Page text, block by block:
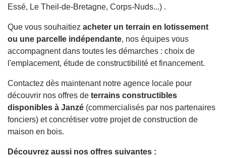
Essé, Le Theil-de-Bretagne, Corps-Nuds...) .
Que vous souhaitiez acheter un terrain en lotissement
ou une parcelle indépendante, nos équipes vous
accompagnent dans toutes les démarches : choix de
l'emplacement, étude de constructibilité et financement.
Contactez dès maintenant notre agence locale pour
découvrir nos offres de terrains constructibles
disponibles à Janzé (commercialisés par nos partenaires
fonciers) et concrétiser votre projet de construction de
maison en bois.
Découvrez aussi nos offres suivantes :